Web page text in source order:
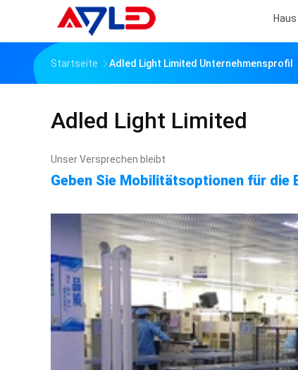
Haus
Startseite Adled Light Limited Unternehmensprofil
Adled Light Limited
Unser Versprechen bleibt
Geben Sie Mobilitätsoptionen für die